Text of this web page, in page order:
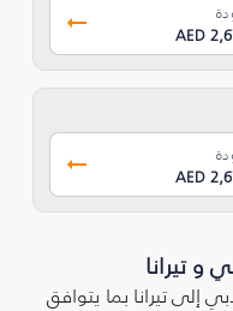
AED
AED
و تيرانا
إلى تيرانا بما يتوافق